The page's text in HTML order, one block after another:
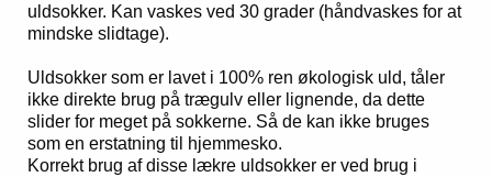
uldsokker. Kan vaskes ved 30 grader (håndvaskes for at
mindske slidtage).
Uldsokker som er lavet i 100% ren økologisk uld, tåler
ikke direkte brug på trægulv eller lignende, da dette
slider for meget på sokkerne. Så de kan ikke bruges
som en erstatning til hjemmesko.
Korrekt brug af disse lækre uldsokker er ved brug i